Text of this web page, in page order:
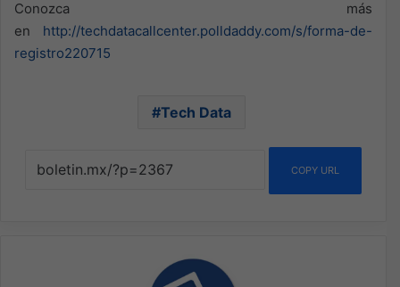
Conozca más
en http://techdatacallcenter.polldaddy.com/s/forma-de-
registro220715
Tech Data
COPY URL